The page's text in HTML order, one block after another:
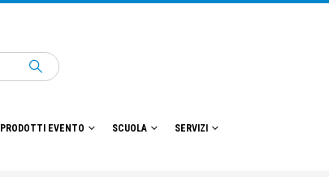
PRODOTTI EVENTO SCUOLA SERVIZI